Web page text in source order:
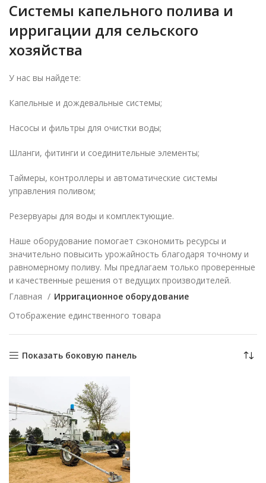
Системы капельного полива и
ирригации для сельского
хозяйства
У нас вы найдете:
Капельные и дождевальные системы;
Насосы и фильтры для очистки воды;
Шланги, фитинги и соединительные элементы;
Таймеры, контроллеры и автоматические системы
управления поливом;
Резервуары для воды и комплектующие.
Наше оборудование помогает сэкономить ресурсы и
значительно повысить урожайность благодаря точному и
равномерному поливу. Мы предлагаем только проверенные
и качественные решения от ведущих производителей.
Главная
Ирригационное оборудование
Отображение единственного товара
Показать боковую панель